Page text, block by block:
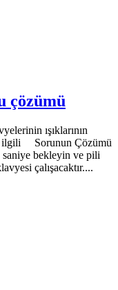
çözümü
ışıklarının
ilgili Sorunun Çözümü
saniye bekleyin ve pili
çalışacaktır....